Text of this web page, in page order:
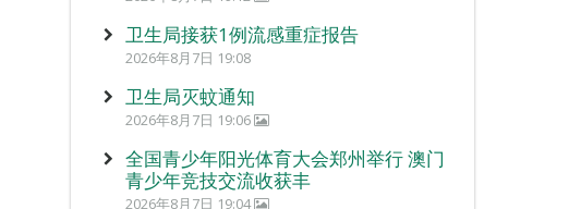
卫生局接获1例流感重症报告
2026年8月7日 19:08
卫生局灭蚊通知
2026年8月7日 19:06
全国青少年阳光体育大会郑州举行 澳门
青少年竞技交流收获丰
2026年8月7日 19:04